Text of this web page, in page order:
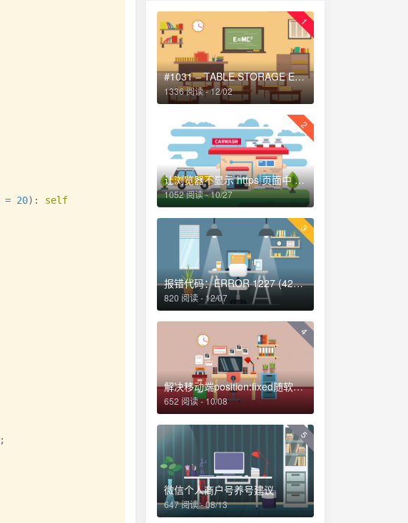
= 20) :
self
;
1
#1031 – TABLE STORAGE ENGINE FOR ” DOESN’T HAVE THIS OPTION解决方法
1336 阅读 - 12/02
2
让浏览器不显示 https 页面中 http 请求警报 http-equiv=”Content-Security-Policy” content=”upgrade-insecure-requests”
1052 阅读 - 10/27
3
报错代码：ERROR 1227 (42000)-解决办法
820 阅读 - 12/07
4
解决移动端position:fixed随软键盘移动的问题
652 阅读 - 10/08
5
微信个人商户号养号建议
647 阅读 - 08/13